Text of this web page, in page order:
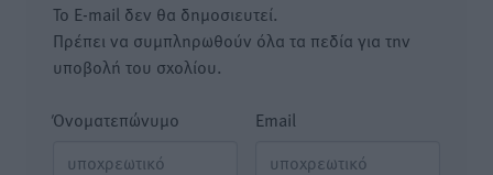
Το E-mail δεν θα δημοσιευτεί.
Πρέπει να συμπληρωθούν όλα τα πεδία για την
υποβολή του σχολίου.
Όνοματεπώνυμο Email